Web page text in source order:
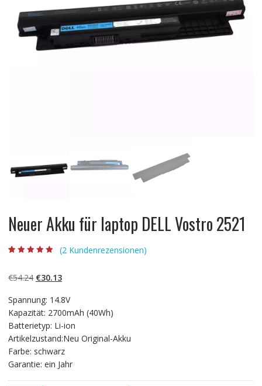
Neuer Akku für laptop DELL Vostro 2521
basierend auf
Kundenbewertun
(2 Kundenrezensionen)
€54.24 Ursprünglicher
war:
€54.24
€30.13Aktueller
ist:
€30.13.
Spannung: 14.8V
Kapazität: 2700mAh (40Wh)
Batterietyp: Li-ion
Artikelzustand:Neu Original-Akku
Farbe: schwarz
Garantie: ein Jahr